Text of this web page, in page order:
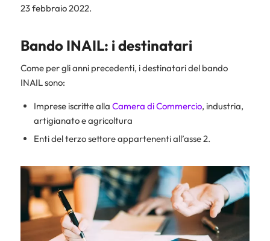
23 febbraio 2022.
Bando INAIL: i destinatari
Come per gli anni precedenti, i destinatari del bando
INAIL sono:
Imprese iscritte alla Camera di Commercio, industria,
artigianato e agricoltura
Enti del terzo settore appartenenti all’asse 2.